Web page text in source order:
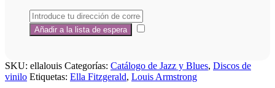
SKU: ellalouis Categorías: Catálogo de Jazz y Blues, Discos de
vinilo Etiquetas: Ella Fitzgerald, Louis Armstrong